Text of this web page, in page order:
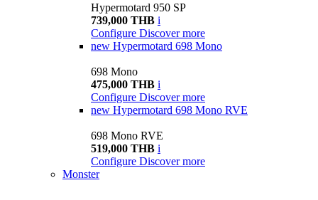
Hypermotard 950 SP
739,000 THB i
Configure Discover more
new Hypermotard 698 Mono
698 Mono
475,000 THB i
Configure Discover more
new Hypermotard 698 Mono RVE
698 Mono RVE
519,000 THB i
Configure Discover more
Monster